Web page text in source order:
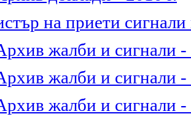
на приети
жалби и сигнали -
жалби и сигнали -
жалби и сигнали -